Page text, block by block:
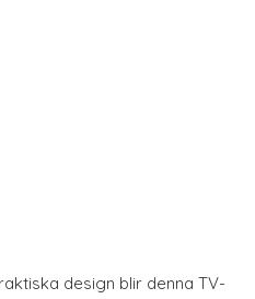
design blir denna TV-